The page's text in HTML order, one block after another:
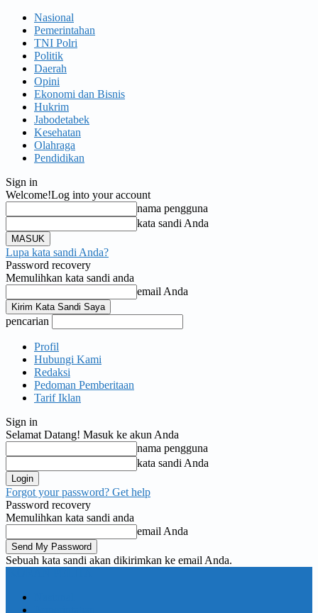
Nasional
Pemerintahan
TNI Polri
Politik
Daerah
Opini
Ekonomi dan Bisnis
Hukrim
Jabodetabek
Kesehatan
Olahraga
Pendidikan
Sign in
Welcome!Log into your account
nama pengguna
kata sandi Anda
Lupa kata sandi Anda?
Password recovery
Memulihkan kata sandi anda
email Anda
pencarian
Profil
Hubungi Kami
Redaksi
Pedoman Pemberitaan
Tarif Iklan
Sign in
Selamat Datang! Masuk ke akun Anda
nama pengguna
kata sandi Anda
Forgot your password? Get help
Password recovery
Memulihkan kata sandi anda
email Anda
Sebuah kata sandi akan dikirimkan ke email Anda.